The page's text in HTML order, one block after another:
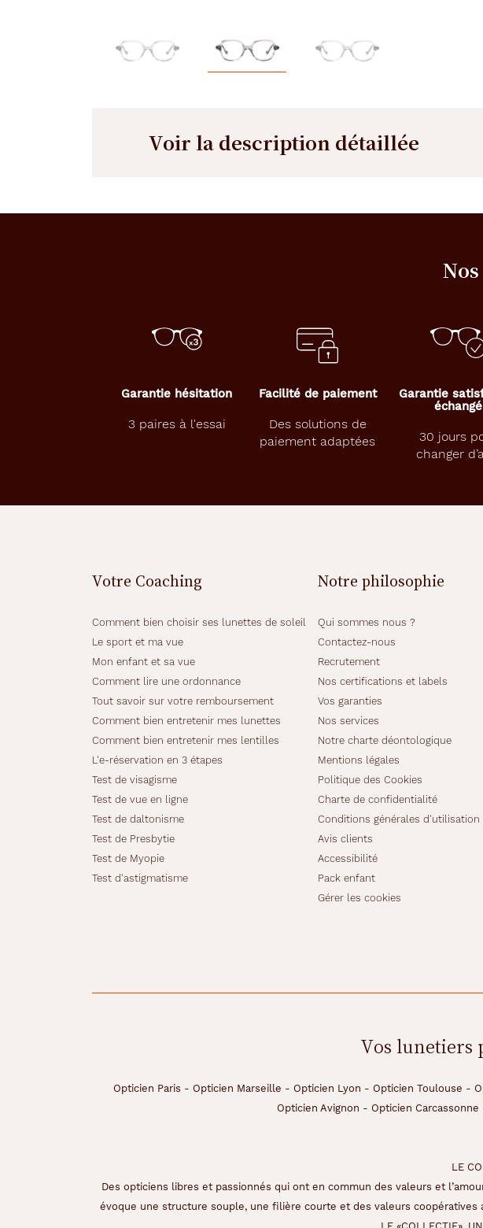
Voir la description détaillée
de
techniques
la
de
monture
#0092D0
Type
de
montage
Matière
Plastique
Fournisseur
Seaport
Marque
Garantie hésitation
3 paires à l'essai
Facilité de paiement
Des solutions de
paiement adaptées
Garantie
échangé
30 jours
changer
Votre Coaching
Comment bien choisir ses lunettes de soleil
Le sport et ma vue
Mon enfant et sa vue
Comment lire une ordonnance
Tout savoir sur votre remboursement
Comment bien entretenir mes lunettes
Comment bien entretenir mes lentilles
L'e-réservation en 3 étapes
Test de visagisme
Test de vue en ligne
Test de daltonisme
Test de Presbytie
Test de Myopie
Test d'astigmatisme
Notre philosophie
Qui sommes nous ?
Contactez-nous
Recrutement
Nos certifications et labels
Vos garanties
Nos services
Notre charte déontologique
Mentions légales
Politique des Cookies
Charte de confidentialité
Conditions générales d'utilisation
Avis clients
Accessibilité
Pack enfant
Gérer les cookies
Vos lunetiers
Opticien Paris - Opticien Marseille - Opticien Lyon - Opticien Toulouse -
Opticien Avignon - Opticien Carcassonne
LE
Des opticiens libres et passionnés qui ont en commun des valeurs et
évoque une structure souple, une filière courte et des valeurs